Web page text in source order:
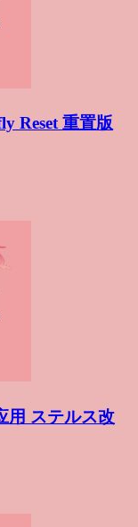
Reset 重置版
用 ステルス改